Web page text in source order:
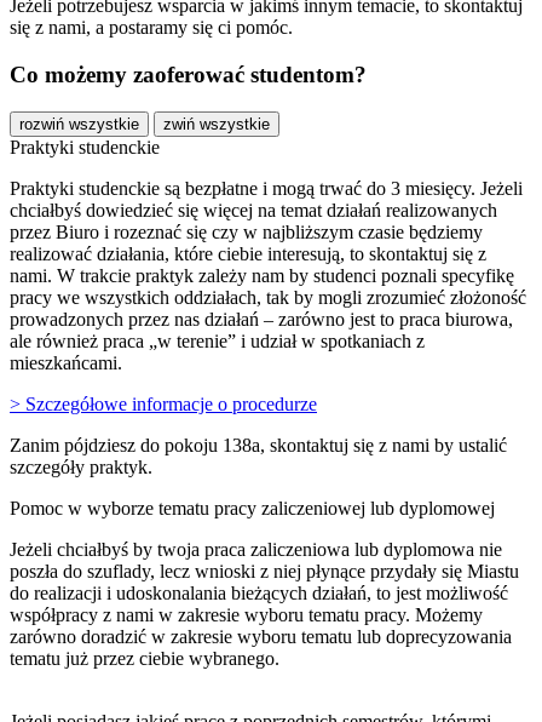
Jeżeli potrzebujesz wsparcia w jakimś innym temacie, to skontaktuj
się z nami, a postaramy się ci pomóc.
Co możemy zaoferować studentom?
rozwiń wszystkie zwiń wszystkie
Praktyki studenckie
Praktyki studenckie są bezpłatne i mogą trwać do 3 miesięcy. Jeżeli
chciałbyś dowiedzieć się więcej na temat działań realizowanych
przez Biuro i rozeznać się czy w najbliższym czasie będziemy
realizować działania, które ciebie interesują, to skontaktuj się z
nami. W trakcie praktyk zależy nam by studenci poznali specyfikę
pracy we wszystkich oddziałach, tak by mogli zrozumieć złożoność
prowadzonych przez nas działań – zarówno jest to praca biurowa,
ale również praca „w terenie” i udział w spotkaniach z
mieszkańcami.
> Szczegółowe informacje o procedurze
Zanim pójdziesz do pokoju 138a, skontaktuj się z nami by ustalić
szczegóły praktyk.
Pomoc w wyborze tematu pracy zaliczeniowej lub dyplomowej
Jeżeli chciałbyś by twoja praca zaliczeniowa lub dyplomowa nie
poszła do szuflady, lecz wnioski z niej płynące przydały się Miastu
do realizacji i udoskonalania bieżących działań, to jest możliwość
współpracy z nami w zakresie wyboru tematu pracy. Możemy
zarówno doradzić w zakresie wyboru tematu lub doprecyzowania
tematu już przez ciebie wybranego.